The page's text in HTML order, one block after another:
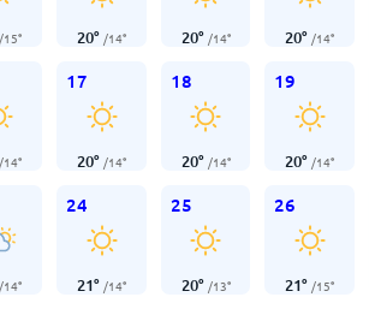
/15° 20° /14° 20° /14° 20° /14°
/14°
17
20° /14°
18
20° /14°
19
20° /14°
/14°
24
21° /14°
25
20° /13°
26
21° /15°